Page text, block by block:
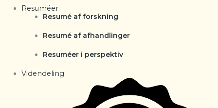
Resuméer
Resumé af forskning
Resumé af afhandlinger
Resuméer i perspektiv
Videndeling